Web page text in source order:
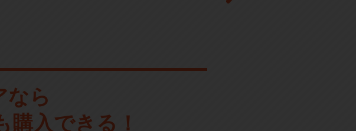
なら
入できる！